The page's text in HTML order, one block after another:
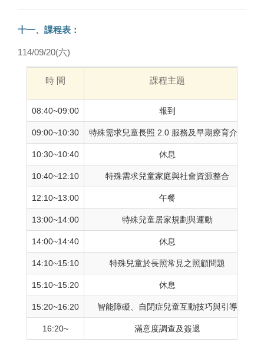
十一、課程表：
114/09/20(六)
時 間 課程主題
08:40~09:00 報到
09:00~10:30 特殊需求兒童長照 2.0 服務及早期療育介紹
10:30~10:40 休息
10:40~12:10 特殊需求兒童家庭與社會資源整合
12:10~13:00 午餐
13:00~14:00 特殊兒童居家規劃與運動
14:00~14:40 休息
14:10~15:10 特殊兒童於長照常見之照顧問題
15:10~15:20 休息
15:20~16:20 智能障礙、自閉症兒童互動技巧與引導
16:20~ 滿意度調查及簽退